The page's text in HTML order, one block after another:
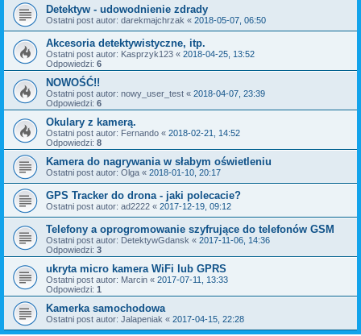
Detektyw - udowodnienie zdrady
Ostatni post autor: darekmajchrzak « 2018-05-07, 06:50
Akcesoria detektywistyczne, itp.
Ostatni post autor: Kasprzyk123 « 2018-04-25, 13:52
Odpowiedzi: 6
NOWOŚĆ!!
Ostatni post autor: nowy_user_test « 2018-04-07, 23:39
Odpowiedzi: 6
Okulary z kamerą.
Ostatni post autor: Fernando « 2018-02-21, 14:52
Odpowiedzi: 8
Kamera do nagrywania w słabym oświetleniu
Ostatni post autor: Olga « 2018-01-10, 20:17
GPS Tracker do drona - jaki polecacie?
Ostatni post autor: ad2222 « 2017-12-19, 09:12
Telefony a oprogromowanie szyfrujące do telefonów GSM
Ostatni post autor: DetektywGdansk « 2017-11-06, 14:36
Odpowiedzi: 3
ukryta micro kamera WiFi lub GPRS
Ostatni post autor: Marcin « 2017-07-11, 13:33
Odpowiedzi: 1
Kamerka samochodowa
Ostatni post autor: Jalapeniak « 2017-04-15, 22:28